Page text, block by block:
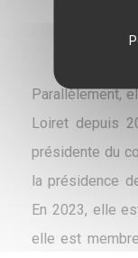
Parallèlement,
Loiret depuis
présidente du
la présidence
En 2023, elle
elle est